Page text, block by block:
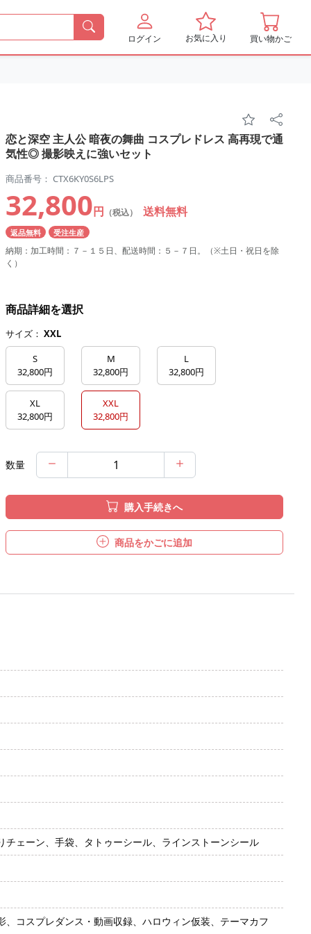
ログイン お気に入り 買い物かご
恋と深空 主人公 暗夜の舞曲 コスプレドレス 高再現で通
気性◎ 撮影映えに強いセット
商品番号： CTX6KY0S6LPS
32,800円 （税込） 送料無料
返品無料 受注生産
納期：加工時間：７－１５日、配送時間：５－７日。（※土日・祝日を除
く）
商品詳細を選択
サイズ： XXL
S
32,800円
M
32,800円
L
32,800円
XL
32,800円
XXL
32,800円
数量
購入手続きへ
商品をかごに追加
ェーン、手袋、タトゥーシール、ラインストーンシール
コスプレダンス・動画収録、ハロウィン仮装、テーマカフ